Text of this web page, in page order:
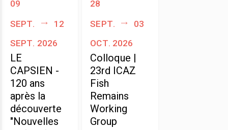
sept.
12
sept. 2026
LE
CAPSIEN -
120 ans
après la
découverte
"Nouvelles
sept.
03
oct. 2026
Colloque |
23rd ICAZ
Fish
Remains
Working
Group